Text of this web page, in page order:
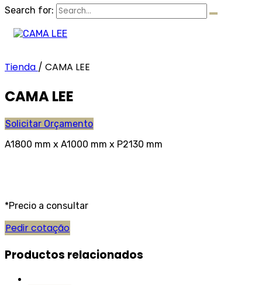
Search for:
Tienda / CAMA LEE
CAMA LEE
Solicitar Orçamento
A1800 mm x A1000 mm x P2130 mm
*Precio a consultar
Pedir cotação
Productos relacionados